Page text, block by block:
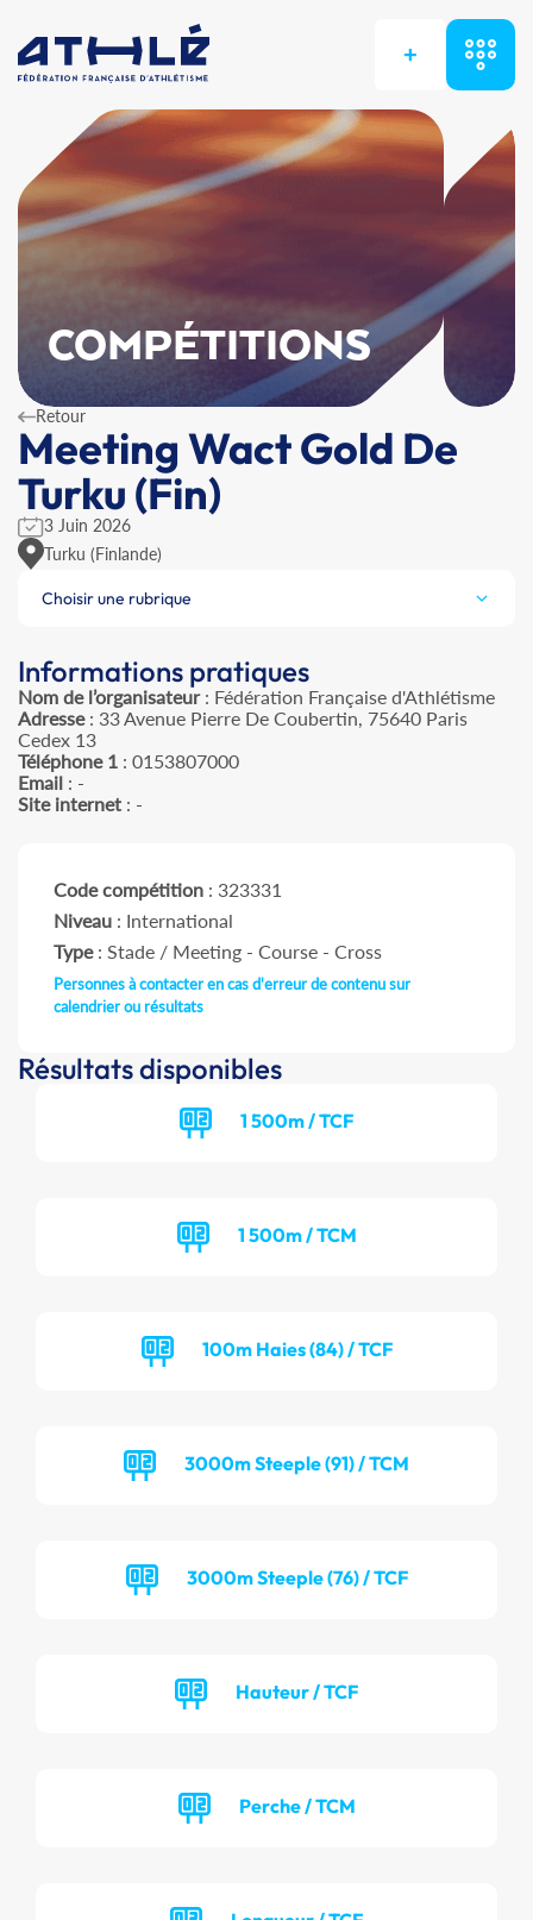
+
COMPÉTITIONS
Retour
Meeting Wact Gold De
Turku (Fin)
3 Juin 2026
Turku (Finlande)
Choisir une rubrique
Informations pratiques
Nom de l’organisateur: Fédération Française d'Athlétisme
Adresse: 33 Avenue Pierre De Coubertin, 75640 Paris
Cedex 13
Téléphone 1 : 0153807000
Email : -
Site internet : -
Code compétition : 323331
Niveau : International
Type: Stade / Meeting - Course - Cross
Personnes à contacter en cas d'erreur de contenu sur
calendrier ou résultats
Résultats disponibles
1 500m / TCF
1 500m / TCM
100m Haies (84) / TCF
3000m Steeple (91) / TCM
3000m Steeple (76) / TCF
Hauteur / TCF
Perche / TCM